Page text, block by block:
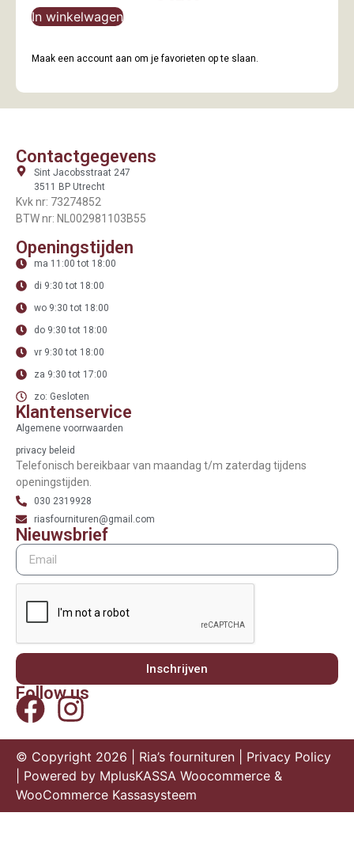
In winkelwagen
Maak een account aan om je favorieten op te slaan.
Contactgegevens
Sint Jacobsstraat 247
3511 BP Utrecht
Kvk nr: 73274852
BTW nr: NL002981103B55
Openingstijden
ma 11:00 tot 18:00
di 9:30 tot 18:00
wo 9:30 tot 18:00
do 9:30 tot 18:00
vr 9:30 tot 18:00
za 9:30 tot 17:00
zo: Gesloten
Klantenservice
Algemene voorrwaarden
privacy beleid
Telefonisch bereikbaar van maandag t/m zaterdag tijdens
openingstijden.
030 2319928
riasfournituren@gmail.com
Nieuwsbrief
Inschrijven
Follow us
© Copyright 2026 | Ria’s fournituren | Privacy Policy
| Powered by MplusKASSA Woocommerce &
WooCommerce Kassasysteem